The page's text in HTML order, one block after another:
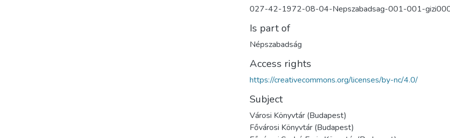
027-42-1972-08-04-Nepszabadsag-001-001-
Is part of
Népszabadság
Access rights
https://creativecommons.org/licenses/by-nc/4.0/
Subject
Városi Könyvtár (Budapest)
Fővárosi Könyvtár (Budapest)